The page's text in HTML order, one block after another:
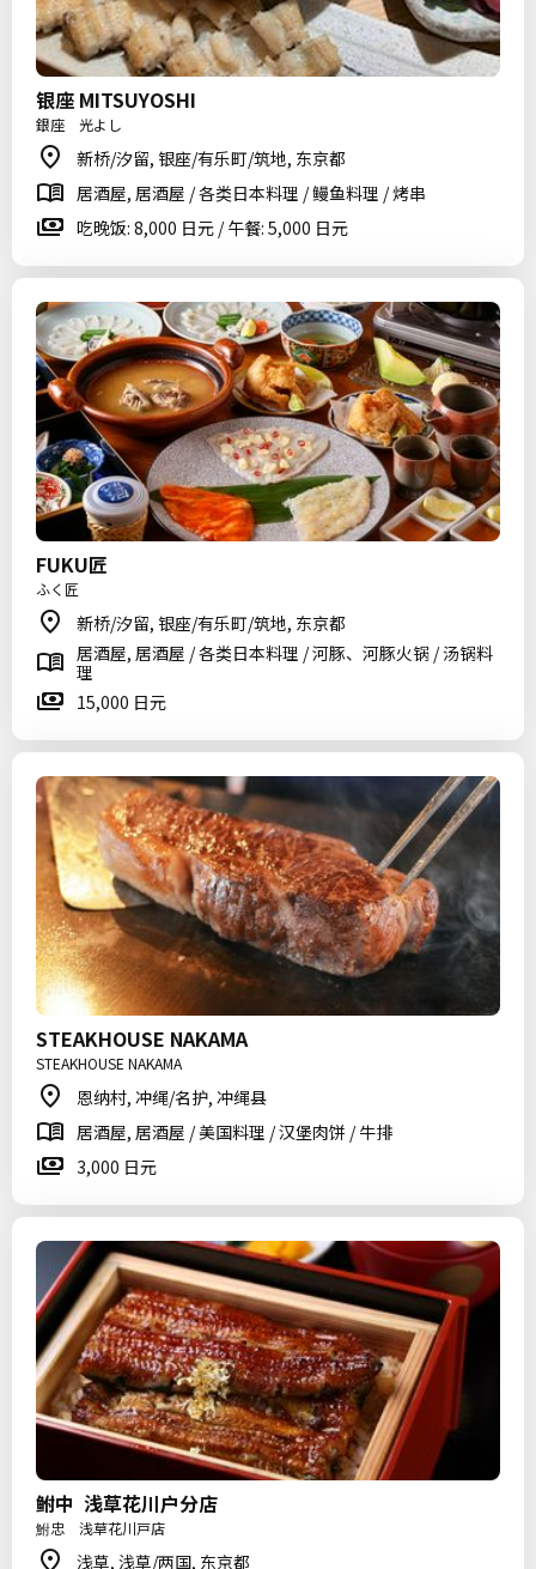
银座 MITSUYOSHI
銀座 光よし
新桥/汐留, 银座/有乐町/筑地, 东京都
居酒屋, 居酒屋 / 各类日本料理 / 鳗鱼料理 / 烤串
吃晚饭: 8,000 日元 / 午餐: 5,000 日元
FUKU匠
ふく匠
新桥/汐留, 银座/有乐町/筑地, 东京都
居酒屋, 居酒屋 / 各类日本料理 / 河豚、河豚火锅 / 汤锅料
理
15,000 日元
STEAKHOUSE NAKAMA
STEAKHOUSE NAKAMA
恩纳村, 冲绳/名护, 冲绳县
居酒屋, 居酒屋 / 美国料理 / 汉堡肉饼 / 牛排
3,000 日元
鲋中 浅草花川户分店
鮒忠 浅草花川戸店
浅草, 浅草/两国, 东京都